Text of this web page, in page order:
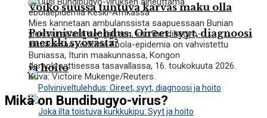
Polviniveltulehdus: Oireet, syyt, diagnoosi
ja hoito
Voiko suussa tuntuva karvas maku olla
merkki syövästä?
Mies kannetaan ambulanssista saapuessaan Bunian
yleissairaalaan sen jälkeen, kun Bundibugyo-
viruskantaa koskeva Ebola-epidemia on vahvistettu
Buniassa, Iturin maakunnassa, Kongon
demokraattisessa tasavallassa, 16. toukokuuta 2026.
Kuva: Victoire Mukenge/Reuters.
Mikä on Bundibugyo-virus?